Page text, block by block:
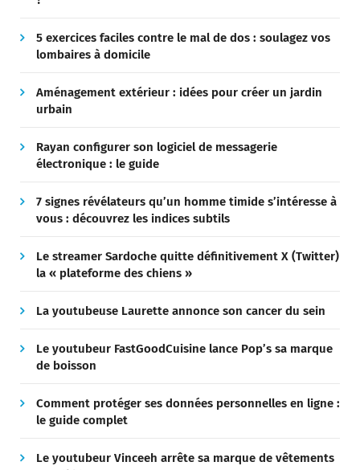
5 exercices faciles contre le mal de dos : soulagez vos
lombaires à domicile
Aménagement extérieur : idées pour créer un jardin
urbain
Rayan configurer son logiciel de messagerie
électronique : le guide
7 signes révélateurs qu’un homme timide s’intéresse à
vous : découvrez les indices subtils
Le streamer Sardoche quitte définitivement X (Twitter)
la « plateforme des chiens »
La youtubeuse Laurette annonce son cancer du sein
Le youtubeur FastGoodCuisine lance Pop’s sa marque
de boisson
Comment protéger ses données personnelles en ligne :
le guide complet
Le youtubeur Vinceeh arrête sa marque de vêtements